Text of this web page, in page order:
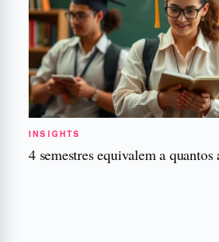
INSIGHTS
4 semestres equivalem a quantos